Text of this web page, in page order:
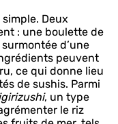
Deux
: une boulette de
surmontée d’une
peuvent
ce qui donne lieu
de sushis. Parmi
, un type
le riz